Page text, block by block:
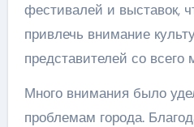
фестивалей и выставок,
привлечь внимание
представителей со всего
Много внимания было
проблемам города.